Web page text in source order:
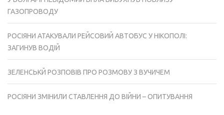
ГАЗОПРОВОДУ
РОСІЯНИ АТАКУВАЛИ РЕЙСОВИЙ АВТОБУС У НІКОПОЛІ:
ЗАГИНУВ ВОДІЙ
ЗЕЛЕНСЬКЙ РОЗПОВІВ ПРО РОЗМОВУ З ВУЧИЧЕМ
РОСІЯНИ ЗМІНИЛИ СТАВЛЕННЯ ДО ВІЙНИ – ОПИТУВАННЯ